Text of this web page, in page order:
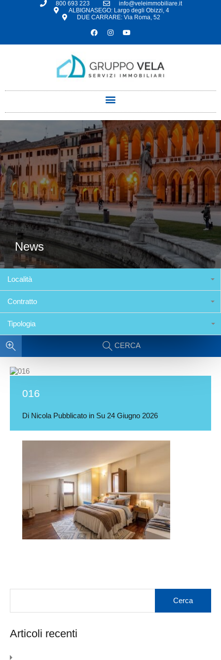
800 693 223
info@veleimmobiliare.it
ALBIGNASEGO: Largo degli Obizzi, 4
DUE CARRARE: Via Roma, 52
News
Località
Contratto
Tipologia
CERCA
016
Di Nicola Pubblicato in Su 24 Giugno 2026
Articoli recenti